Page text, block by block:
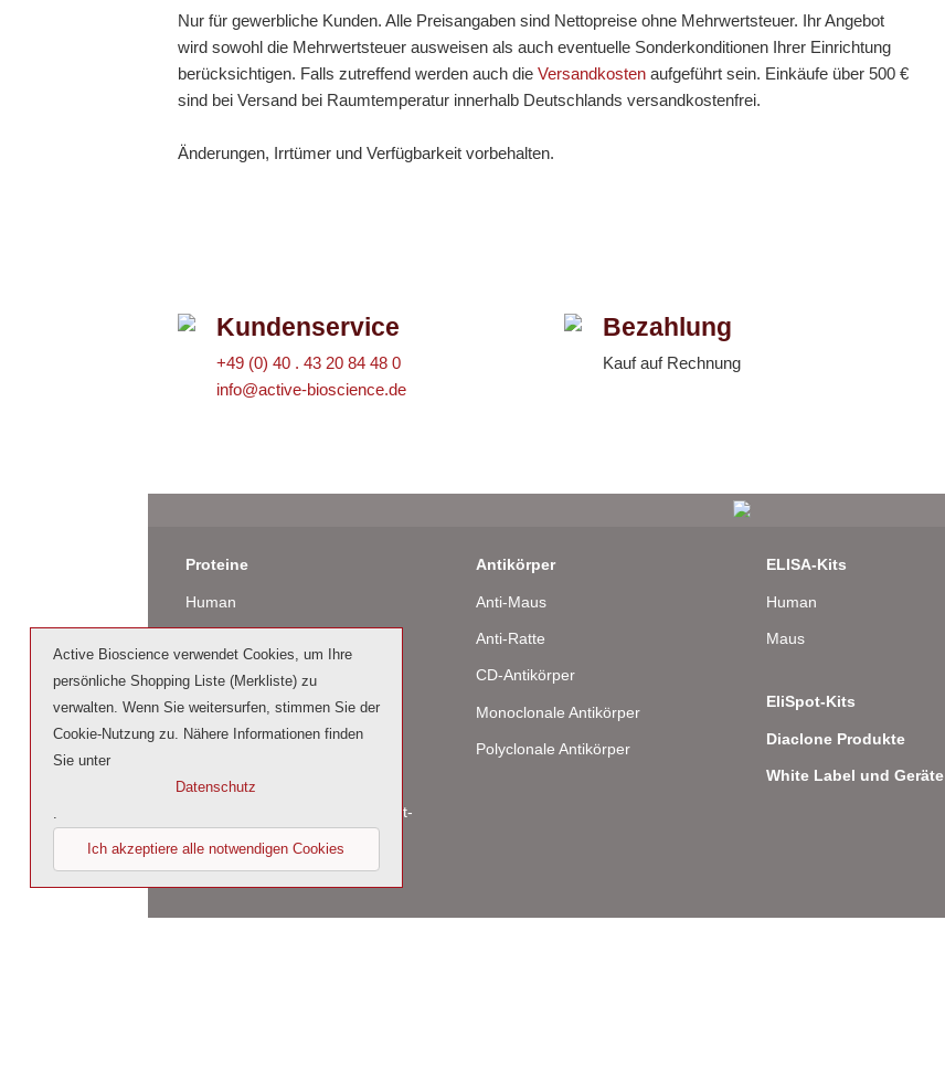
Nur für gewerbliche Kunden. Alle Preisangaben sind Nettopreise ohne Mehrwertsteuer. Ihr Angebot
wird sowohl die Mehrwertsteuer ausweisen als auch eventuelle Sonderkonditionen Ihrer Einrichtung
berücksichtigen. Falls zutreffend werden auch dieVersandkosten aufgeführt sein. Einkäufe über 500 €
sind bei Versand bei Raumtemperatur innerhalb Deutschlands versandkostenfrei.
Änderungen, Irrtümer und Verfügbarkeit vorbehalten.
Kundenservice
+49 (0) 40 . 43 20 84 48 0
info@active-bioscience.de
Bezahlung
Kauf auf Rechnung
Proteine
Human
Ratte
Rind / Schaf
Cell culture tested premium (cct-
premium)
Antikörper
Anti-Maus
Anti-Ratte
CD-Antikörper
Monoclonale Antikörper
Polyclonale Antikörper
ELISA-Kits
Human
Maus
EliSpot-Kits
Diaclone Produkte
White Label und Geräte
Active Bioscience verwendet Cookies, um Ihre
persönliche Shopping Liste (Merkliste) zu
verwalten. Wenn Sie weitersurfen, stimmen Sie der
Cookie-Nutzung zu. Nähere Informationen finden
Sie unter
Datenschutz
Ich akzeptiere alle notwendigen Cookies